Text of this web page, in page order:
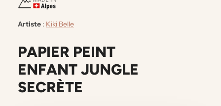
Artiste : Kiki Belle
PAPIER PEINT
ENFANT JUNGLE
SECRÈTE